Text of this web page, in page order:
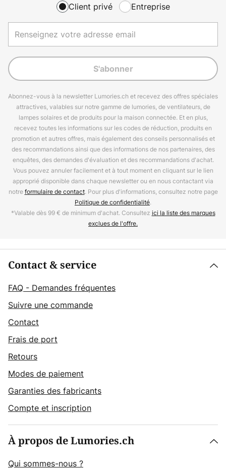
Client privé Entreprise
S'abonner
Abonnez-vous à la newsletter Lumories.ch et recevez des offres spéciales
attractives, valables sur notre gamme de lumories, de ventilateurs, de
lampes solaires et de produits pour la maison connectée. Et en plus,
recevez toutes les informations sur les codes de réduction, produits en
promotion et autres offres, mais également des conseils personnalisés et
des recommandations ainsi que des informations de nos partenaires, des
enquêtes, des demandes d'évaluation et des recommandations d'achat.
Vous pouvez annuler facilement et à tout moment en cliquant sur le lien
approprié disponible dans chaque newsletter ou en nous contactant via
notreformulaire de contact. Pour plus d'informations, consultez notre page
Politique de confidentialité.
*Valable dès 99 € de minimum d'achat. Consultez ici la liste des marques
exclues de l'offre.
Contact & service
FAQ - Demandes fréquentes
Suivre une commande
Contact
Frais de port
Retours
Modes de paiement
Garanties des fabricants
Compte et inscription
À propos de Lumories.ch
Qui sommes-nous ?